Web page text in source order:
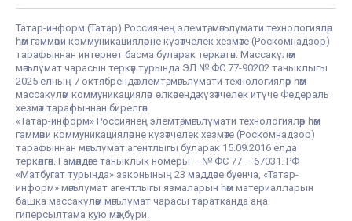
Татар-информ (Татар) Россиянең элемтә, мәгълүмати технологияләр
һәм гаммәви коммуникацияләрне күзәтчелек хезмәте (Роскомнадзор)
тарафыннан интернет басма буларак теркәлгән. Массакүләм
мәгълүмат чарасын теркәү турында ЭЛ № ФС 77-90202 таныклыгы
2025 елның 7 октябрендә элемтә, мәгълүмати технологияләр һәм
массакүләм коммуникацияләр өлкәсендә күзәтчелек итүче Федераль
хезмәт тарафыннан бирелгән.
«Татар-информ» Россиянең элемтә, мәгълүмати технологияләр һәм
гаммәви коммуникацияләрне күзәтчелек хезмәте (Роскомнадзор)
тарафыннан мәгълүмат агентлыгы буларак 15.09.2016 елда
теркәлгән. Гамәлдәге таныклык номеры – № ФС 77 – 67031. РФ
«Матбугат турында» законының 23 маддәсе буенча, «Татар-
информ» мәгълүмат агентлыгы язмаларын һәм материалларын
башка массакүләм мәгълүмат чарасы таратканда аңа
гиперсылтама кую мәҗбүри.